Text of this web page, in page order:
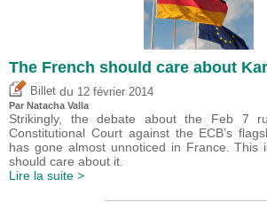
The French should care about
Billet du 12 février 2014
Par Natacha Valla
Strikingly, the debate about the Feb 7
Constitutional Court against the ECB’s
has gone almost unnoticed in France. This
should care about it.
Lire la suite >